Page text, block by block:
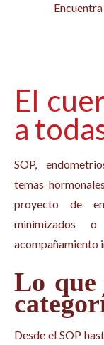
El
a
SOP,
temas
proyecto de
minimizados
acompañamiento
Lo que
Desde el SOP